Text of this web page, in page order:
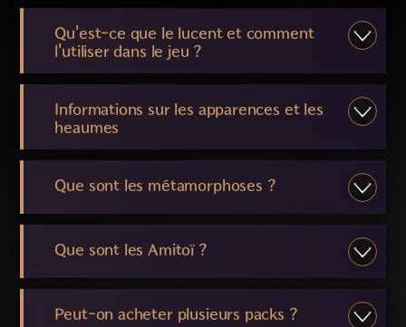
Qu'est-ce que le lucent et comment
l'utiliser dans le jeu ?
Informations sur les apparences et les
heaumes
Que sont les métamorphoses ?
Que sont les Amitoï ?
Peut-on acheter plusieurs packs ?